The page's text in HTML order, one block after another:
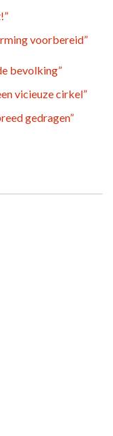
voorbereid”
bevolking”
vicieuze cirkel”
gedragen”